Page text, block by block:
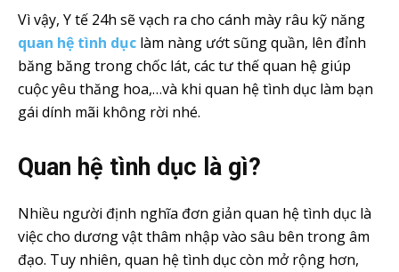
Vì vậy, Y tế 24h sẽ vạch ra cho cánh mày râu kỹ năng
quan hệ tình dục làm nàng ướt sũng quần, lên đỉnh
băng băng trong chốc lát, các tư thế quan hệ giúp
cuộc yêu thăng hoa,…và khi quan hệ tình dục làm bạn
gái dính mãi không rời nhé.
Quan hệ tình dục là gì?
Nhiều người định nghĩa đơn giản quan hệ tình dục là
việc cho dương vật thâm nhập vào sâu bên trong âm
đạo. Tuy nhiên, quan hệ tình dục còn mở rộng hơn,